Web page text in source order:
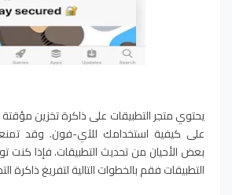
يحتوي متجر التطبيقات على ذاكرة تخزين
على كيفية استخدامك للآي-فون. وقد
بعض الأحيان من تحديث التطبيقات. فإذا
التطبيقات فقم بالخطوات التالية لتفريغ ذاكرة